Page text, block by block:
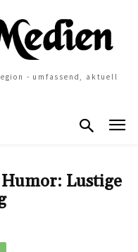
- umfassend, aktuell
Lustige